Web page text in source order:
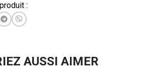
:
AUSSI AIMER